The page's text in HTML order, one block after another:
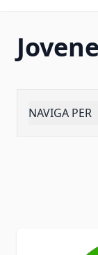
NAVIGA PER